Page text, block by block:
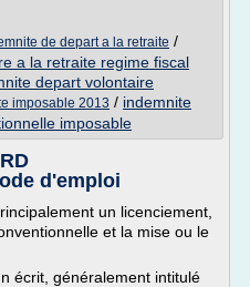
de depart a la retraite /
a la retraite regime fiscal
depart volontaire
imposable 2013 / indemnite
imposable
d'emploi
un licenciement,
et la mise ou le
écrit, généralement intitulé